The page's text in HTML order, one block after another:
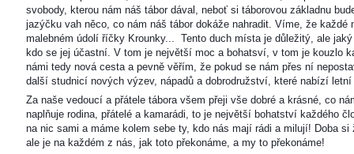
svobody, kterou nám náš tábor dával, neboť si táborovou základnu
jazýčku vah něco, co nám náš tábor dokáže nahradit. Víme, že
malebném údolí říčky Krounky... Tento duch místa je důležitý, ale
kdo se jej účastní. V tom je největší moc a bohatsví, v tom je kouzlo
námi tedy nová cesta a pevně věřím, že pokud se nám přes ní
další studnicí nových výzev, nápadů a dobrodružství, které nabízí letní
Za naše vedoucí a přátele tábora všem přeji vše dobré a krásné, co
naplňuje rodina, přátelé a kamarádi, to je největší bohatství každého
na nic sami a máme kolem sebe ty, kdo nás mají rádi a milují! Doba
ale je na každém z nás, jak toto překonáme, a my to překonáme!